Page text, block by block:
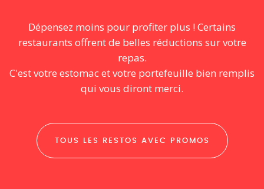
Dépensez moins pour profiter plus ! Certains
restaurants offrent de belles réductions sur votre
repas.
C'est votre estomac et votre portefeuille bien remplis
qui vous diront merci.
TOUS LES RESTOS AVEC PROMOS